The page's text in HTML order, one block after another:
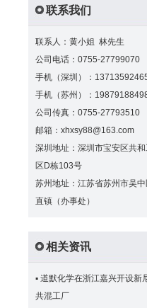
联系我们
联系人：黄小姐 林先生
公司电话：0755-27799070
手机（深圳）：
手机（苏州）：
公司传真：0755-27793510
邮箱：xhxsy88@163.com
深圳地址：深圳市宝安区共和
区D栋103号
苏州地址：江苏省苏州市吴中
直镇（办事处）
相关资讯
▪ 道默化学在浙江嘉兴开设新
共混工厂